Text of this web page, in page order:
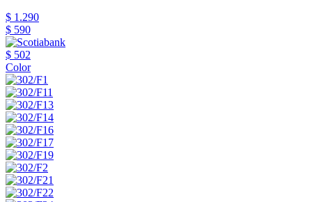
$ 1.290
$ 590
$ 502
Color